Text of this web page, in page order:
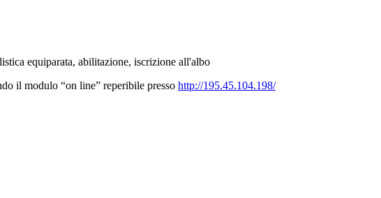
equiparata, abilitazione, iscrizione all'albo
il modulo “on line” reperibile presso http://195.45.104.198/